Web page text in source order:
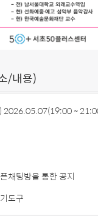
/내용)
2026.05.07(19:00 ~
채팅방을 통한 공지
도구